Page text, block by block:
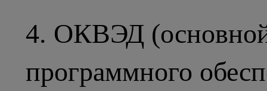
4. ОКВЭД
программного